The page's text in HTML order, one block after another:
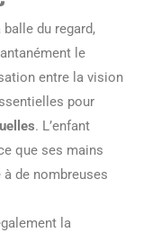
du regard,
le
entre la vision
pour
. L’enfant
que ses mains
de nombreuses
la